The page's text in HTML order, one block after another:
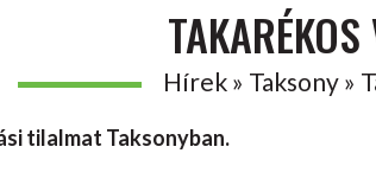
Hírek » Taksony »
tilalmat Taksonyban.